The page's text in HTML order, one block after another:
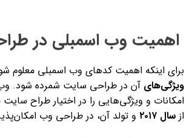
اهمیت وب اسمبلی در
برای اینکه اهمیت کدهای وب اسمبلی معلوم
ویژگی‌های آن در طراحی سایت شمرده شود.
امکانات و ویژگی‌هایی را در اختیار طراح
از سال ۲۰۱۷ و تولد آن، در طراحی وب